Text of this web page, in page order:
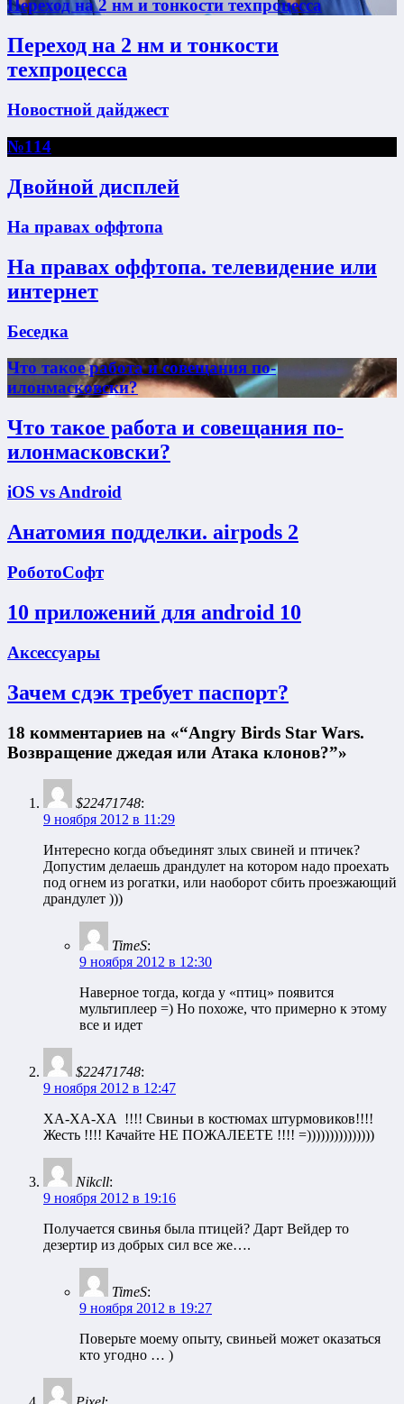
Переход на 2 нм и тонкости техпроцесса
Переход на 2 нм и тонкости
техпроцесса
Новостной дайджест
№114
Двойной дисплей
На правах оффтопа
На правах оффтопа. телевидение или
интернет
Беседка
Что такое работа и совещания по-
илонмасковски?
Что такое работа и совещания по-
илонмасковски?
iOS vs Android
Анатомия подделки. airpods 2
РоботоСофт
10 приложений для android 10
Аксессуары
Зачем сдэк требует паспорт?
18 комментариев на «“Angry Birds Star Wars.
Возвращение джедая или Атака клонов?”»
$22471748:
9 ноября 2012 в 11:29
Интересно когда объединят злых свиней и птичек?
Допустим делаешь драндулет на котором надо проехать
под огнем из рогатки, или наоборот сбить проезжающий
драндулет )))
TimeS:
9 ноября 2012 в 12:30
Наверное тогда, когда у «птиц» появится
мультиплеер =) Но похоже, что примерно к этому
все и идет
$22471748:
9 ноября 2012 в 12:47
ХА-ХА-ХА !!!! Свиньи в костюмах штурмовиков!!!!
Жесть !!!! Качайте НЕ ПОЖАЛЕЕТЕ !!!! =)))))))))))))))
Nikcll:
9 ноября 2012 в 19:16
Получается свинья была птицей? Дарт Вейдер то
дезертир из добрых сил все же….
TimeS:
9 ноября 2012 в 19:27
Поверьте моему опыту, свиньей может оказаться
кто угодно … )